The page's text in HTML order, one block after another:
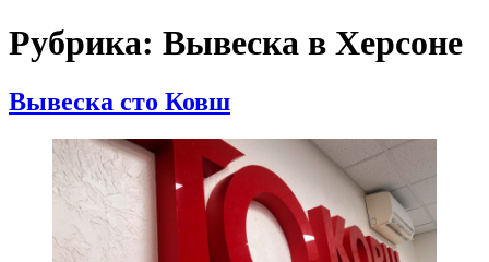
Рубрика: Вывеска в Херсоне
Вывеска сто Ковш